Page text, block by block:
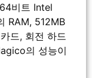
비트 Intel
RAM, 512MB
드, 회전 하드
의 성능이